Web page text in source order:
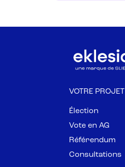
VOTRE PROJET
Élection
Vote en AG
Référendum
Consultations